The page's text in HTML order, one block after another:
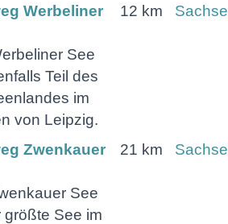
Werbeliner
See
Teil des
im
von Leipzig.
12 km
Zwenkauer
See
größte See im
21 km